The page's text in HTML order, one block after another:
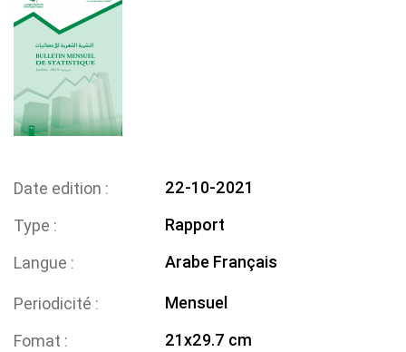
Date edition
22-10-2021
Type
Rapport
Langue
Arabe Français
Periodicité
Mensuel
Fomat
21x29.7 cm